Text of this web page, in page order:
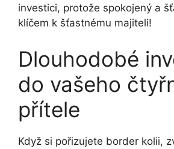
investici, protože spokojený a
klíčem k šťastnému majiteli!
Dlouhodobé
do vašeho
přítele
Když si pořizujete border kolii,